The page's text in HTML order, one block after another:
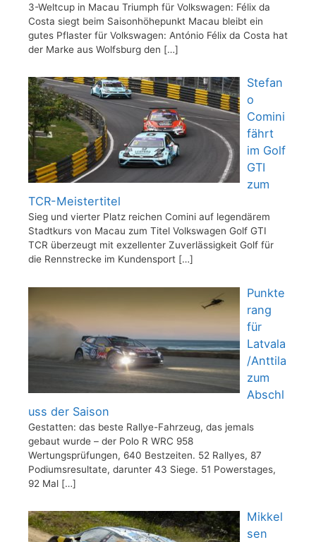
3-Weltcup in Macau Triumph für Volkswagen: Félix da
Costa siegt beim Saisonhöhepunkt Macau bleibt ein
gutes Pflaster für Volkswagen: António Félix da Costa hat
der Marke aus Wolfsburg den […]
Stefan
o
Comini
fährt
im Golf
GTI
zum
TCR-Meistertitel
Sieg und vierter Platz reichen Comini auf legendärem
Stadtkurs von Macau zum Titel Volkswagen Golf GTI
TCR überzeugt mit exzellenter Zuverlässigkeit Golf für
die Rennstrecke im Kundensport […]
Punkte
rang
für
Latvala
/Anttila
zum
Abschl
uss der Saison
Gestatten: das beste Rallye-Fahrzeug, das jemals
gebaut wurde – der Polo R WRC 958
Wertungsprüfungen, 640 Bestzeiten. 52 Rallyes, 87
Podiumsresultate, darunter 43 Siege. 51 Powerstages,
92 Mal […]
Mikkel
sen